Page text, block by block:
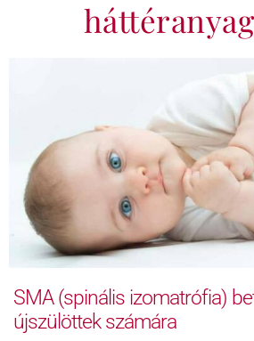
SMA (spinális izomatrófia)
újszülöttek számára